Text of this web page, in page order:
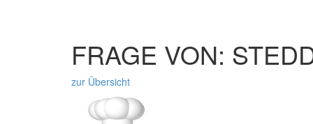
FRAGE VON:
zur Übersicht